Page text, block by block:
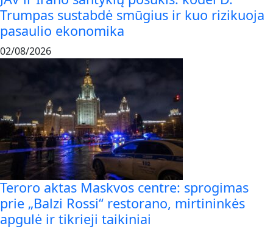
Trumpas sustabdė smūgius ir kuo rizikuoja
pasaulio ekonomika
02/08/2026
Teroro aktas Maskvos centre: sprogimas
prie „Balzi Rossi“ restorano, mirtininkės
apgulė ir tikrieji taikiniai